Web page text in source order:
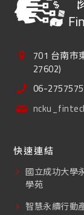
701 台南市
27602)
06-
快速連結
國立成功大學
學苑
智慧永續行動